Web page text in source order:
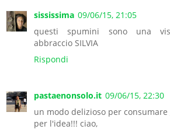
sississima 09/06/15, 21:05
questi spumini sono una
abbraccio SILVIA
Rispondi
pastaenonsolo.it 09/06/15, 22:30
un modo delizioso per
per l'idea!!! ciao,